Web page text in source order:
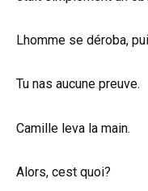
Lhomme se déroba,
Tu nas aucune preuve.
Camille leva la main.
Alors, cest quoi?